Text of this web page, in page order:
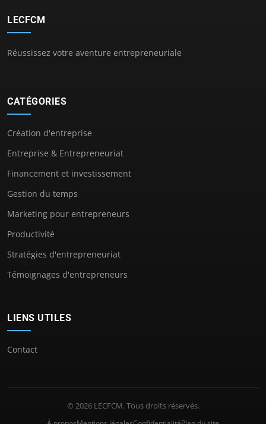
LECFCM
Réussissez votre aventure entrepreneuriale
CATÉGORIES
Création d'entreprise
Entreprise & Entrepreneuriat
Financement et investissement
Gestion du temps
Marketing pour entrepreneurs
Productivité
Stratégies d'entrepreneuriat
Témoignages d'entrepreneurs
LIENS UTILES
Contact
© 2026 LECFCM. Tous droits réservés.